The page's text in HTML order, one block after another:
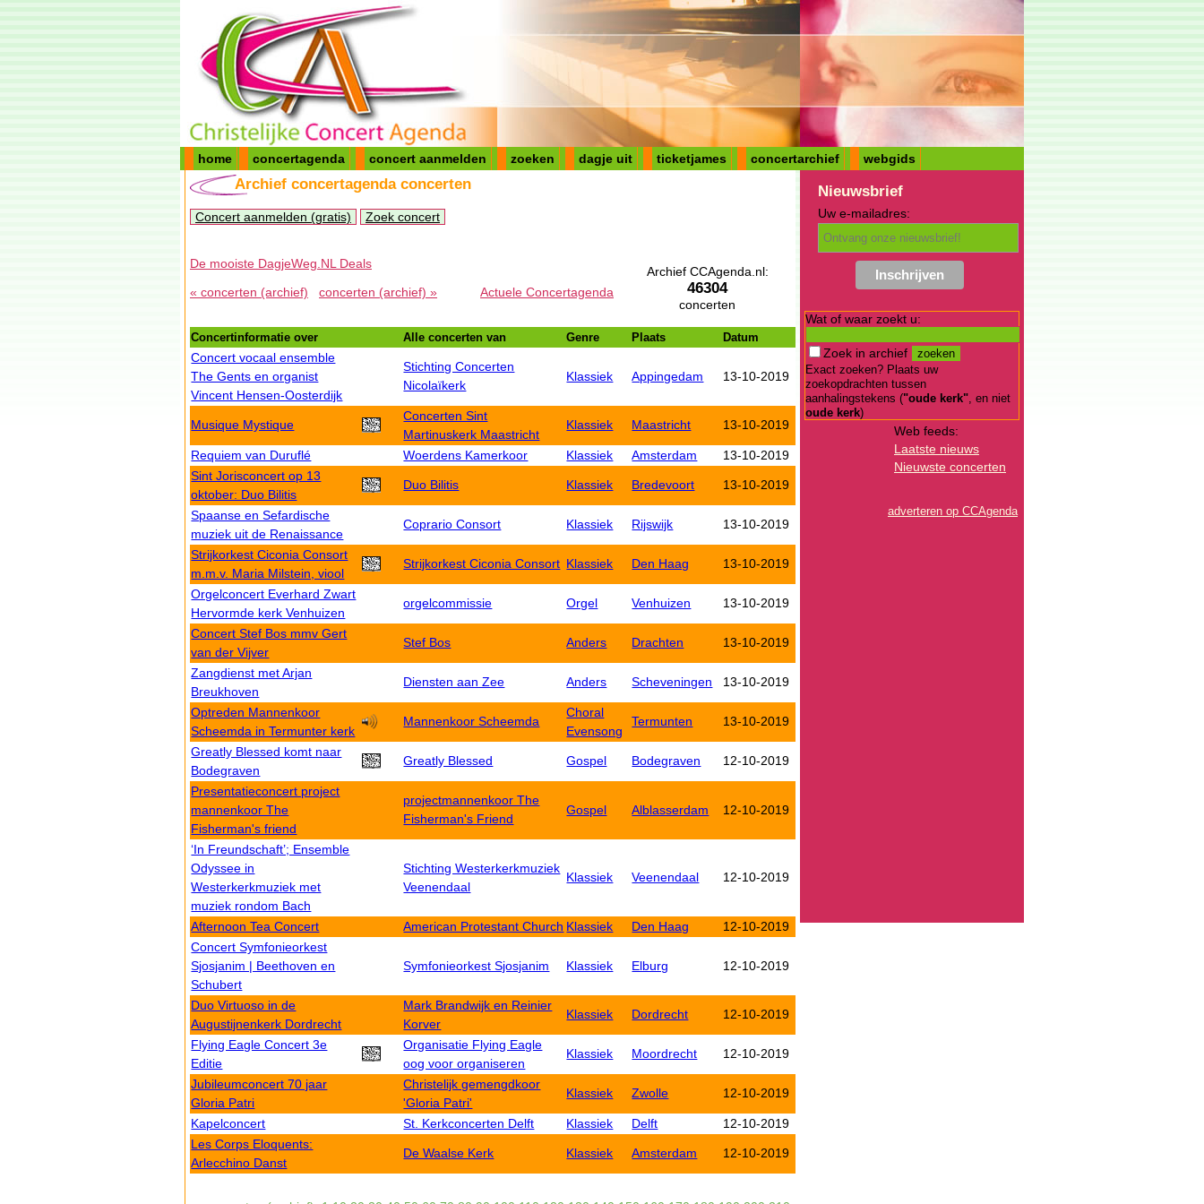
home concertagenda concert aanmelden zoeken dagje uit ticketjames concertarchief webgids
Archief concertagenda concerten
Concert aanmelden (gratis) Zoek concert
Archief CCAgenda.nl:
46304
concerten
De mooiste DagjeWeg.NL Deals
« concerten (archief)
concerten (archief) » Actuele Concertagenda
Concertinformatie over Alle concerten van Genre Plaats Datum
Concert vocaal ensemble
The Gents en organist
Vincent Hensen-Oosterdijk
Stichting Concerten
Nicolaïkerk
Klassiek Appingedam 13-10-2019
Musique Mystique
Concerten Sint
Martinuskerk Maastricht
Klassiek Maastricht 13-10-2019
Requiem van Duruflé Woerdens Kamerkoor Klassiek Amsterdam
13-10-2019
Sint Jorisconcert op 13
oktober: Duo Bilitis
Duo Bilitis Klassiek Bredevoort 13-10-2019
Spaanse en Sefardische
muziek uit de Renaissance
Coprario Consort Klassiek Rijswijk 13-10-2019
Strijkorkest Ciconia Consort
m.m.v. Maria Milstein, viool
Strijkorkest Ciconia Consort Klassiek Den Haag 13-10-2019
Orgelconcert Everhard Zwart
Hervormde kerk Venhuizen
orgelcommissie Orgel Venhuizen 13-10-2019
Concert Stef Bos mmv Gert
van der Vijver
Stef Bos Anders Drachten 13-10-2019
Zangdienst met Arjan
Breukhoven
Diensten aan Zee Anders Scheveningen 13-10-2019
Optreden Mannenkoor
Scheemda in Termunter kerk
Mannenkoor Scheemda
Choral
Evensong
Termunten 13-10-2019
Greatly Blessed komt naar
Bodegraven
Greatly Blessed Gospel Bodegraven 12-10-2019
Presentatieconcert project
mannenkoor The
Fisherman's friend
projectmannenkoor The
Fisherman's Friend
Gospel Alblasserdam 12-10-2019
‘In Freundschaft’; Ensemble
Odyssee in
Westerkerkmuziek met
muziek rondom Bach
Stichting Westerkerkmuziek
Veenendaal
Klassiek Veenendaal 12-10-2019
Afternoon Tea Concert American Protestant Church Klassiek Den Haag
12-10-2019
Concert Symfonieorkest
Sjosjanim | Beethoven en
Schubert
Symfonieorkest Sjosjanim Klassiek Elburg 12-10-2019
Duo Virtuoso in de
Augustijnenkerk Dordrecht
Mark Brandwijk en Reinier
Korver
Klassiek Dordrecht 12-10-2019
Flying Eagle Concert 3e
Editie
Organisatie Flying Eagle
oog voor organiseren
Klassiek Moordrecht 12-10-2019
Jubileumconcert 70 jaar
Gloria Patri
Christelijk gemengdkoor
'Gloria Patri'
Klassiek Zwolle 12-10-2019
Kapelconcert St. Kerkconcerten Delft Klassiek Delft
12-10-2019
Les Corps Eloquents:
Arlecchino Danst
De Waalse Kerk Klassiek Amsterdam 12-10-2019
Nieuwsbrief
Uw e-mailadres:
Wat of waar zoekt u:
Zoek in archief
Exact zoeken? Plaats uw
zoekopdrachten tussen
aanhalingstekens ("oude kerk", en niet
oude kerk)
Web feeds:
Laatste nieuws
Nieuwste concerten
adverteren op CCAgenda